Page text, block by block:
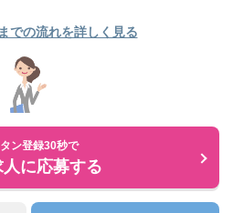
での流れを詳しく見る
ン登録30秒で
人に応募する